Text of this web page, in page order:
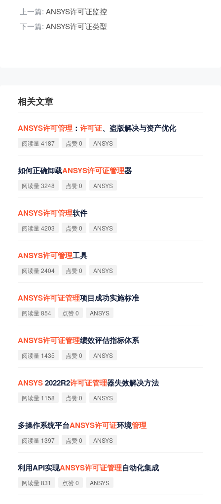
上一篇: ANSYS许可证监控
下一篇: ANSYS许可证类型
相关文章
ANSYS许可管理 ： 许可证、盗版解决与资产优化
阅读量 4187 点赞 0 ANSYS
如何正确卸载ANSYS许可证管理器
阅读量 3248 点赞 0 ANSYS
ANSYS许可管理软件
阅读量 4203 点赞 0 ANSYS
ANSYS许可管理工具
阅读量 2404 点赞 0 ANSYS
ANSYS许可证管理项目成功实施标准
阅读量 854 点赞 0 ANSYS
ANSYS许可证管理绩效评估指标体系
阅读量 1435 点赞 0 ANSYS
ANSYS2022R2许可证管理器失效解决方法
阅读量 1158 点赞 0 ANSYS
多操作系统平台ANSYS许可证环境管理
阅读量 1397 点赞 0 ANSYS
利用API实现ANSYS许可证管理自动化集成
阅读量 831 点赞 0 ANSYS